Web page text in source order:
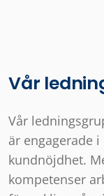
Vår
Vår
är engagerade
kundnöjdhet.
kompetenser